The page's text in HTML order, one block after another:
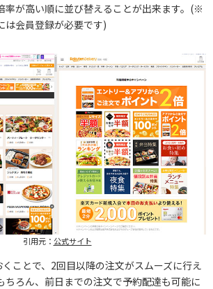
率が高い順に並び替えることが出来ます。(※
は会員登録が必要です)
引用元： 公式サイト
ことで、2回目以降の注文がスムーズに行え
ちろん、前日までの注文で予約配達も可能に